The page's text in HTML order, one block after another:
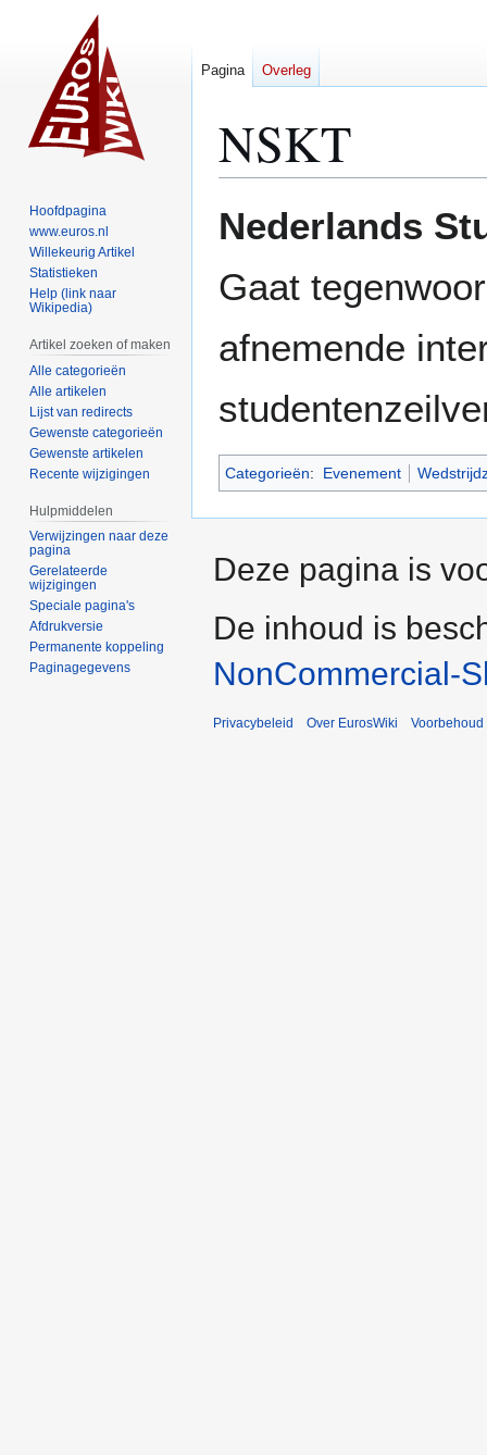
NSKT
navigatie
zoeken
Nederlands
Gaat
afnemende
Categorieën: Evenement
Pagina Overleg
Hoofdpagina
www.euros.nl
Willekeurig Artikel
Statistieken
Help (link naar
Wikipedia)
Artikel zoeken of maken
Alle categorieën
Alle artikelen
Lijst van redirects
Gewenste categorieën
Gewenste artikelen
Recente wijzigingen
Hulpmiddelen
Verwijzingen naar deze
pagina
Gerelateerde
wijzigingen
Speciale pagina's
Afdrukversie
Permanente koppeling
Paginagegevens
Deze pagina is
De inhoud is
NonCommercial-
Privacybeleid Over EurosWiki Voorbehoud